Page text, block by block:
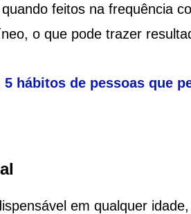
feitos na frequência
o que pode trazer
5 hábitos de pessoas que
em qualquer